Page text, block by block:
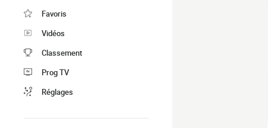
Favoris
Vidéos
Classement
Prog TV
Réglages